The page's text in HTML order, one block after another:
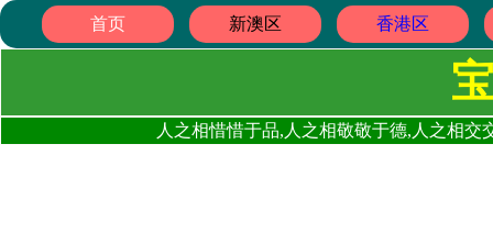
首页 新澳区 香港区
人之相惜惜于品,人之相敬敬于德,人之相